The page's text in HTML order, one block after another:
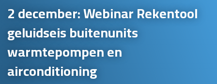
2 december: Webinar Rekentool
geluidseis buitenunits
warmtepompen en
airconditioning